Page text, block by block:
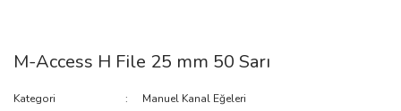
M-Access H File 25 mm 50 Sarı
Kategori
Manuel Kanal Eğeleri